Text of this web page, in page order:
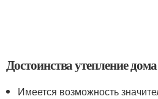
Достоинства утепление
Имеется возможность